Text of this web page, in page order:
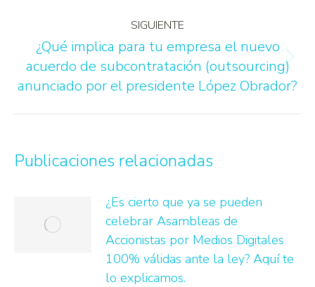
SIGUIENTE
¿Qué implica para tu empresa el nuevo
acuerdo de subcontratación (outsourcing)
anunciado por el presidente López Obrador?
Publicaciones relacionadas
¿Es cierto que ya se pueden
celebrar Asambleas de
Accionistas por Medios Digitales
100% válidas ante la ley? Aquí te
lo explicamos.